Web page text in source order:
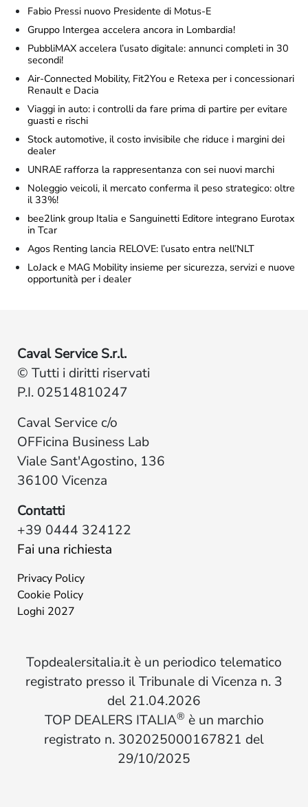
Fabio Pressi nuovo Presidente di Motus-E
Gruppo Intergea accelera ancora in Lombardia!
PubbliMAX accelera l’usato digitale: annunci completi in 30
secondi!
Air-Connected Mobility, Fit2You e Retexa per i concessionari
Renault e Dacia
Viaggi in auto: i controlli da fare prima di partire per evitare
guasti e rischi
Stock automotive, il costo invisibile che riduce i margini dei
dealer
UNRAE rafforza la rappresentanza con sei nuovi marchi
Noleggio veicoli, il mercato conferma il peso strategico: oltre
il 33%!
bee2link group Italia e Sanguinetti Editore integrano Eurotax
in Tcar
Agos Renting lancia RELOVE: l’usato entra nell’NLT
LoJack e MAG Mobility insieme per sicurezza, servizi e nuove
opportunità per i dealer
Caval Service S.r.l.
© Tutti i diritti riservati
P.I. 02514810247
Caval Service c/o
OFFicina Business Lab
Viale Sant'Agostino, 136
36100 Vicenza
Contatti
+39 0444 324122
Fai una richiesta
Privacy Policy
Cookie Policy
Loghi 2027
Topdealersitalia.it è un periodico telematico
registrato presso il Tribunale di Vicenza n. 3
del 21.04.2026
TOP DEALERS ITALIA® è un marchio
registrato n. 302025000167821 del
29/10/2025